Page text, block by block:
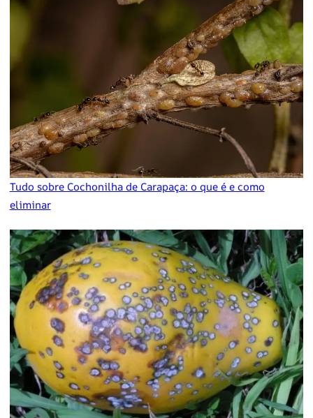
Tudo sobre Cochonilha de Carapaça: o que é e como
eliminar